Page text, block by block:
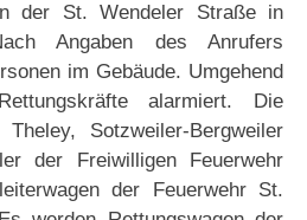
der St. Wendeler Straße in
Angaben des Anrufers
im Gebäude. Umgehend
alarmiert. Die
Sotzweiler-Bergweiler
der Freiwilligen Feuerwehr
der Feuerwehr St.